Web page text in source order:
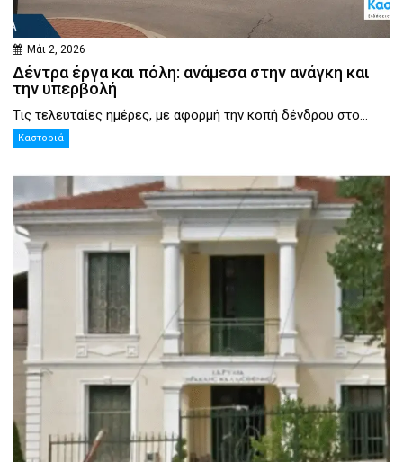
Μάι 2, 2026
Δέντρα έργα και πόλη: ανάμεσα στην ανάγκη και
την υπερβολή
Τις τελευταίες ημέρες, με αφορμή την κοπή δένδρου στο...
Καστοριά